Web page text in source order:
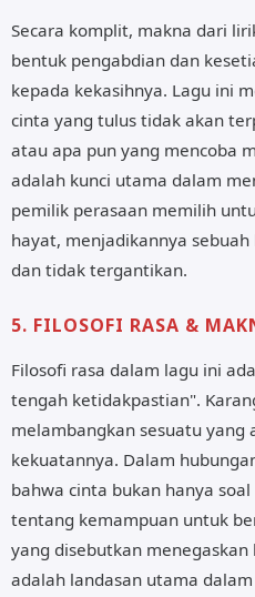
Begitu kiranya hati
F E Am
Secara komplit, makna dari
bentuk pengabdian dan
kepada kekasihnya. Lagu ini
cinta yang tulus tidak akan
atau apa pun yang mencoba
adalah kunci utama dalam
pemilik perasaan memilih
hayat, menjadikannya
dan tidak tergantikan.
5. FILOSOFI RASA &
Filosofi rasa dalam lagu ini
tengah ketidakpastian".
melambangkan sesuatu
kekuatannya. Dalam
bahwa cinta bukan hanya
tentang kemampuan untuk
yang disebutkan
adalah landasan utama